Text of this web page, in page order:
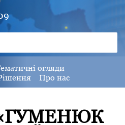
огляди
Про нас